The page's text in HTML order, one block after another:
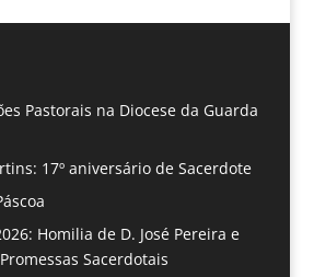
Pastorais na Diocese da Guarda
17º aniversário de Sacerdote
Homilia de D. José Pereira e
Sacerdotais